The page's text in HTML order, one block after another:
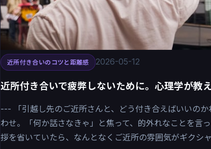
近所付き合いのコツと距離感 2026-05-12
近所付き合いで疲弊しないために。心理学が教
--- 「引越し先のご近所さんと、どう付き合えばいいの
わせ。「何か話さなきゃ」と焦って、的外れなことを言
拶を省いていたら、なんとなくご近所の雰囲気がギクシ